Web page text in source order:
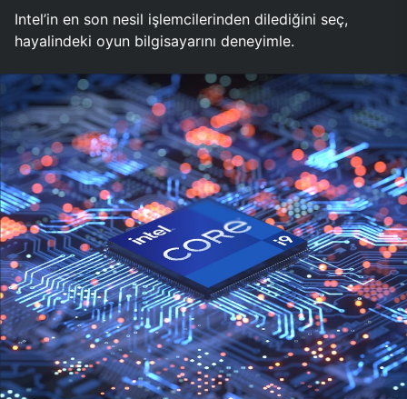
Intel’in en son nesil işlemcilerinden dilediğini seç,
hayalindeki oyun bilgisayarını deneyimle.